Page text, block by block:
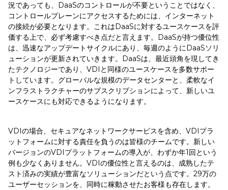
況であっても、DaaSのコントロールが不要ということではなく、
コントロールプレーンにアクセスするためには、インターネット
の接続が必要となります。これはDaaSに対するユースケースを評
価する上で、必ず考慮すべき点だと言えます。DaaSが持つ優位性
は、迅速なアップデートサイクルにあり、毎週のようにDaaSソリ
ューションが更新されていきます。DaaSは、最近頭角を現してき
たテクノロジーであり、VDIと同様のユースケースを多数サポー
トしています。グローバルな規模のデータセンターと、柔軟なイ
ンフラストラクチャーのサブスクリプションによって、新しいユ
ースケースにも対応できるようになります。
VDIの場合、セキュアなネットワークサービスを含め、VDIプラ
ットフォームに対する責任を負うのは皆様のチームです。新しい
バージョンのVDIプラットフォームの導入が、わずか年1回という
例も少なくありません。VDIの優位性と言えるのは、成熟したテ
スト済みの実績が豊富なソリューションだという点です。29万の
ユーザーセッションを、同時に稼動させたお客様も存在します。